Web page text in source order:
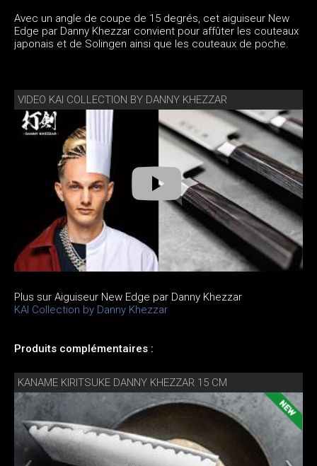
Avec un angle de coupe de 15 degrés, cet aiguiseur New
Edge par Danny Khezzar convient pour affûter les couteaux
japonais et de Solingen ainsi que les couteaux de poche.
VIDEO KAI COLLECTION BY DANNY KHEZZAR
Plus sur Aiguiseur New Edge par Danny Khezzar
KAI Collection by Danny Khezzar
Produits complémentaires :
KANAME KIRITSUKE DANNY KHEZZAR 15 CM